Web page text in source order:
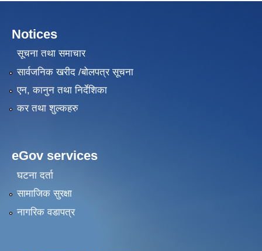
Notices
सूचना तथा समाचार
सार्वजनिक खरीद /बोलपत्र सूचना
एन, कानुन तथा निर्देशिका
कर तथा शुल्कहरु
eGov services
घटना दर्ता
सामाजिक सुरक्षा
नागरिक वडापत्र